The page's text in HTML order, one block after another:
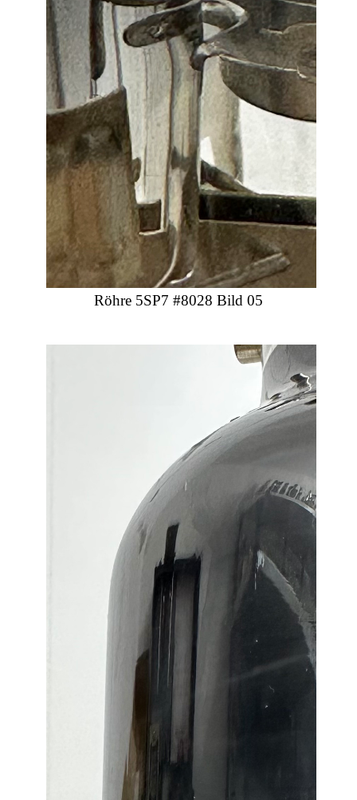
Röhre 5SP7 #8028 Bild 05